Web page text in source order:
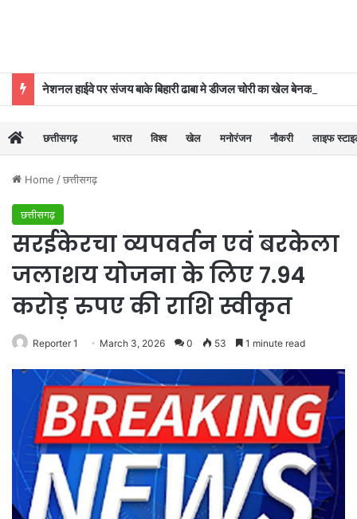
छत्तीसगढ़ भारत विश्व खेल मनोरंजन नौकरी लाइफ
Home /छत्तीसगढ़
छत्तीसगढ़
सरईकेरचा व्यपवर्तन एवं बरकेला
जलाशय योजना के लिए 7.94
करोड़ रुपए की राशि स्वीकृत
Reporter 1 March 3, 2026 0 53 1 minute read